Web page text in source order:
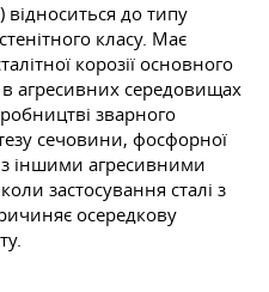
до типу
класу. Має
корозії основного
агресивних середовищах
зварного
сечовини, фосфорної
з іншими агресивними
застосування сталі з
осередкову